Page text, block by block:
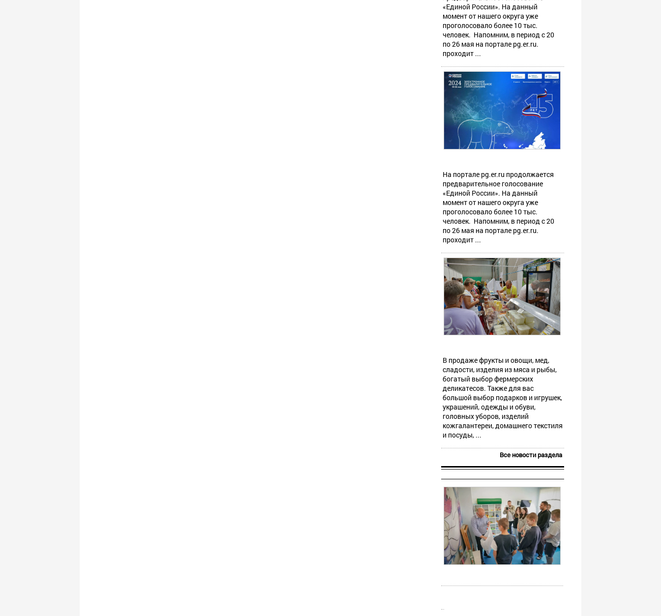
«Единой России». На данный
момент от нашего округа уже
проголосовало более 10 тыс.
человек. Напомним, в период с 20
по 26 мая на портале pg.er.ru.
проходит ...
На портале pg.er.ru продолжается
предварительное голосование
«Единой России». На данный
момент от нашего округа уже
проголосовало более 10 тыс.
человек. Напомним, в период с 20
по 26 мая на портале pg.er.ru.
проходит ...
В продаже фрукты и овощи, мед,
сладости, изделия из мяса и рыбы,
богатый выбор фермерских
деликатесов. Также для вас
большой выбор подарков и игрушек,
украшений, одежды и обуви,
головных уборов, изделий
кожгалантереи, домашнего текстиля
и посуды, ...
Все новости раздела